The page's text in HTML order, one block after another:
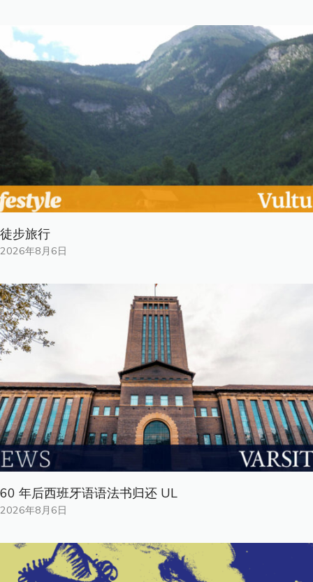
徒步旅行
2026年8月6日
60 年后西班牙语语法书归还 UL
2026年8月6日